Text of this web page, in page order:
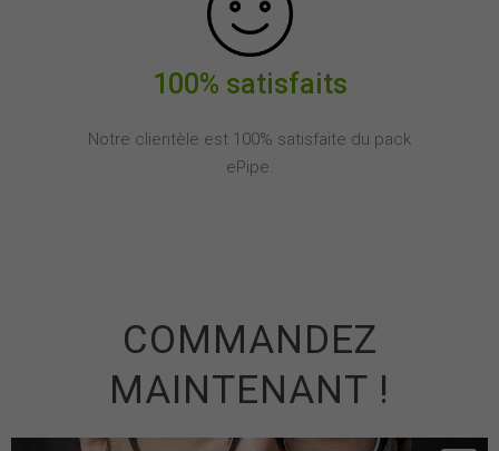
100% satisfaits
Notre clientèle est 100% satisfaite du pack
ePipe.
COMMANDEZ
MAINTENANT !